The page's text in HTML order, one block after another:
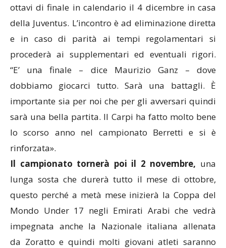
ottavi di finale in calendario il 4 dicembre in casa
della Juventus. L’incontro è ad eliminazione diretta
e in caso di parità ai tempi regolamentari si
procederà ai supplementari ed eventuali rigori.
“E’ una finale – dice Maurizio Ganz – dove
dobbiamo giocarci tutto. Sarà una battagli. È
importante sia per noi che per gli avversari quindi
sarà una bella partita. Il Carpi ha fatto molto bene
lo scorso anno nel campionato Berretti e si è
rinforzata».
Il campionato tornerà poi il 2 novembre, una
lunga sosta che durerà tutto il mese di ottobre,
questo perché a metà mese inizierà la Coppa del
Mondo Under 17 negli Emirati Arabi che vedrà
impegnata anche la Nazionale italiana allenata
da Zoratto e quindi molti giovani atleti saranno